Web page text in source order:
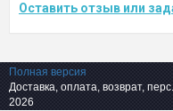
Оставить отзыв или
Полная версия
Доставка, оплата, возврат,
2026